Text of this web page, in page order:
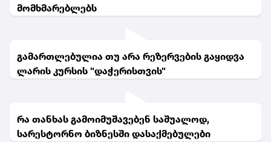
მომხმარებლებს
გამართლებულია თუ არა რეზერვების გაყიდვა
ლარის კურსის "დაჭერისთვის"
რა თანხას გამოიმუშავებენ საშუალოდ,
სარესტორნო ბიზნესში დასაქმებულები